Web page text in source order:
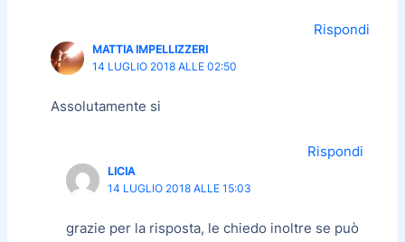
Rispondi
MATTIA IMPELLIZZERI
14 LUGLIO 2018 ALLE 02:50
Assolutamente si
Rispondi
LICIA
14 LUGLIO 2018 ALLE 15:03
grazie per la risposta, le chiedo inoltre se può